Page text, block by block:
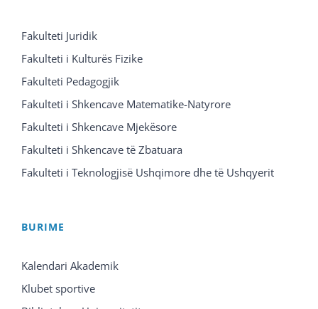
Fakulteti Juridik
Fakulteti i Kulturës Fizike
Fakulteti Pedagogjik
Fakulteti i Shkencave Matematike-Natyrore
Fakulteti i Shkencave Mjekësore
Fakulteti i Shkencave të Zbatuara
Fakulteti i Teknologjisë Ushqimore dhe të Ushqyerit
BURIME
Kalendari Akademik
Klubet sportive